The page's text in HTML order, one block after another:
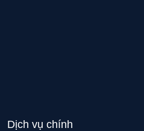
Dịch vụ chính